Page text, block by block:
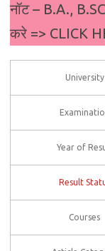
नॉट – B.A.,
करे => CLICK
University
Year of
Result
Courses